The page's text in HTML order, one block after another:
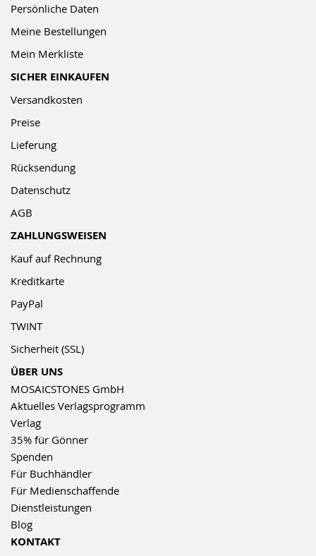
Persönliche Daten
Meine Bestellungen
Mein Merkliste
SICHER EINKAUFEN
Versandkosten
Preise
Lieferung
Rücksendung
Datenschutz
AGB
ZAHLUNGSWEISEN
Kauf auf Rechnung
Kreditkarte
PayPal
TWINT
Sicherheit (SSL)
ÜBER UNS
MOSAICSTONES GmbH
Aktuelles Verlagsprogramm
Verlag
35% für Gönner
Spenden
Für Buchhändler
Für Medienschaffende
Dienstleistungen
Blog
KONTAKT